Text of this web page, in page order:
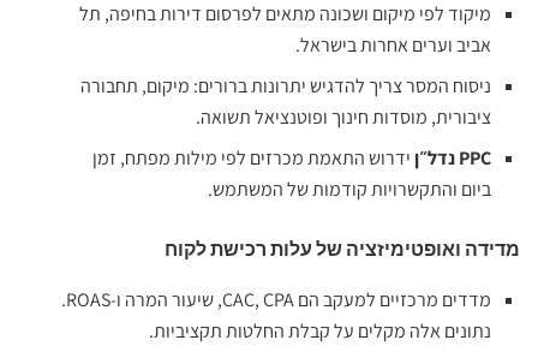
מיקוד לפי מיקום ושכונה מתאים לפרסום דירות בחיפה, תל
אביב וערים אחרות בישראל.
ניסוח המסר צריך להדגיש יתרונות ברורים: מיקום, תחבורה
ציבורית, מוסדות חינוך ופוטנציאל תשואה.
PPC נדל״ן
ידרוש התאמת מכרזים לפי מילות מפתח, זמן
ביום והתקשרויות קודמות של המשתמש.
מדידה ואופטימיזציה של עלות רכישת לקוח
מדדים מרכזיים למעקב הם CAC, CPA, שיעור המרה ו‑ROAS.
נתונים אלה מקלים על קבלת החלטות תקציביות.